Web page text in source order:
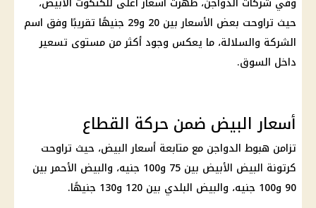
حيث تراوحت بعض الأسعار
بين 20 و29 جنيهًا تقريبًا وفق اسم
الشركة والسلالة، ما يعكس وجود أكثر من مستوى تسعير
داخل السوق.
أسعار البيض ضمن حركة القطاع
تزامن هبوط الدواجن مع متابعة أسعار البيض، حيث تراوحت
كرتونة البيض
الأبيض بين 75 و100 جنيه، والبيض الأحمر بين
90 و100 جنيه، والبيض البلدي بين 120 و130 جنيهًا.